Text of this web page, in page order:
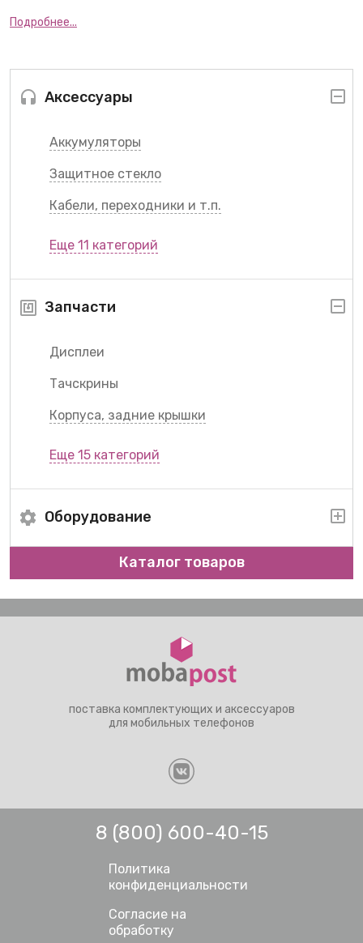
Аксессуары
Аккумуляторы
Защитное стекло
Кабели, переходники и т.п.
Еще 11 категорий
Запчасти
Дисплеи
Тачскрины
Корпуса, задние крышки
Еще 15 категорий
Оборудование
Каталог товаров
Подробнее...
поставка комплектующих и аксессуаров
для мобильных телефонов
8 (800) 600-40-15
Политика
конфиденциальности
Согласие на
обработку